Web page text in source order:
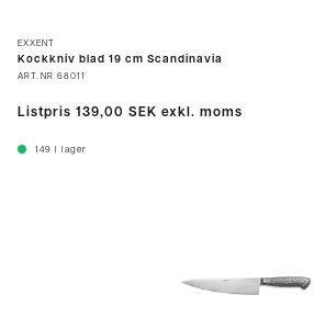
EXXENT
Kockkniv blad 19 cm Scandinavia
ART.NR 68011
Listpris 139,00 SEK exkl. moms
149 I lager